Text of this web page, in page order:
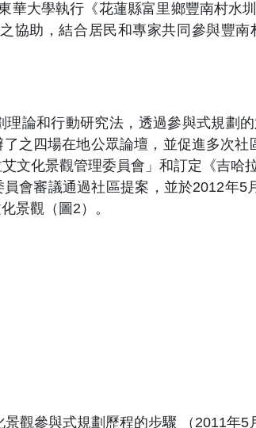
大學執行《花蓮縣富里鄉豐南村水
協助，結合居民和專家共同參與豐
論和行動研究法，透過參與式規劃
之四場在地公眾論壇，並促進多次
文化景觀管理委員會」和訂定《吉哈
會審議通過社區提案，並於2012年
景觀（圖2）。
觀參與式規劃歷程的步驟 （2011年5